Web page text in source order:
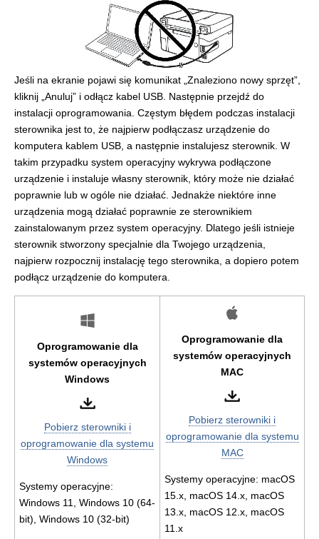
Jeśli na ekranie pojawi się komunikat „Znaleziono nowy sprzęt”,
kliknij „Anuluj” i odłącz kabel USB. Następnie przejdź do
instalacji oprogramowania. Częstym błędem podczas instalacji
sterownika jest to, że najpierw podłączasz urządzenie do
komputera kablem USB, a następnie instalujesz sterownik. W
takim przypadku system operacyjny wykrywa podłączone
urządzenie i instaluje własny sterownik, który może nie działać
poprawnie lub w ogóle nie działać. Jednakże niektóre inne
urządzenia mogą działać poprawnie ze sterownikiem
zainstalowanym przez system operacyjny. Dlatego jeśli istnieje
sterownik stworzony specjalnie dla Twojego urządzenia,
najpierw rozpocznij instalację tego sterownika, a dopiero potem
podłącz urządzenie do komputera.
Oprogramowanie dla
systemów operacyjnych
Windows
Pobierz sterowniki i
oprogramowanie dla systemu
Windows
Systemy operacyjne:
Windows 11, Windows 10 (64-
bit), Windows 10 (32-bit)
Oprogramowanie dla
systemów operacyjnych
MAC
Pobierz sterowniki i
oprogramowanie dla systemu
MAC
Systemy operacyjne: macOS
15.x, macOS 14.x, macOS
13.x, macOS 12.x, macOS
11.x